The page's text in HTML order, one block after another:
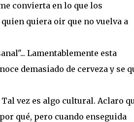
convierta en lo que los
quiera oir que no vuelva a
Lamentablemente esta
demasiado de cerveza y se
vez es algo cultural. Aclaro
qué, pero cuando enseguida